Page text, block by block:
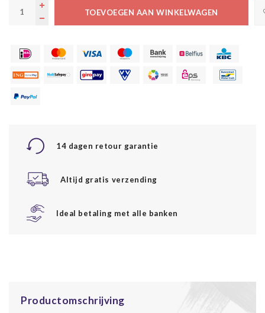
TOEVOEGEN AAN WINKELWAGEN
14 dagen retour garantie
Altijd gratis verzending
Ideal betaling met alle banken
Productomschrijving